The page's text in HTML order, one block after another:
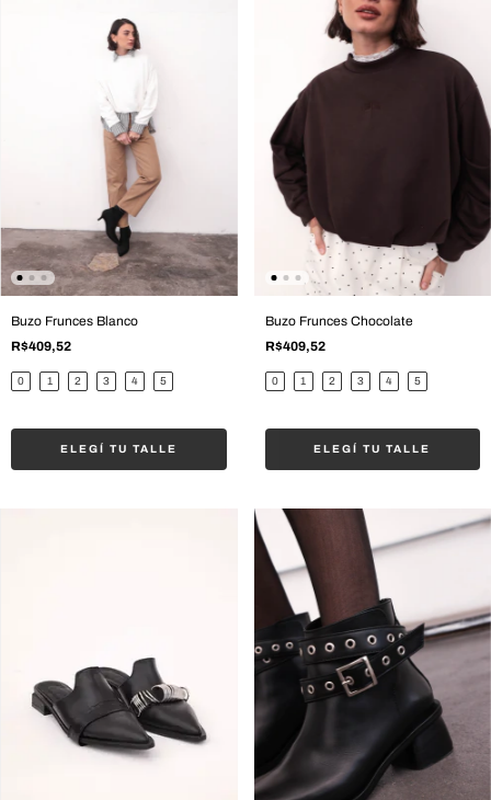
Buzo Frunces Blanco
R$409,52
0 1 2 3 4 5
ELEGÍ TU TALLE
Buzo Frunces Chocolate
R$409,52
0 1 2 3 4 5
ELEGÍ TU TALLE